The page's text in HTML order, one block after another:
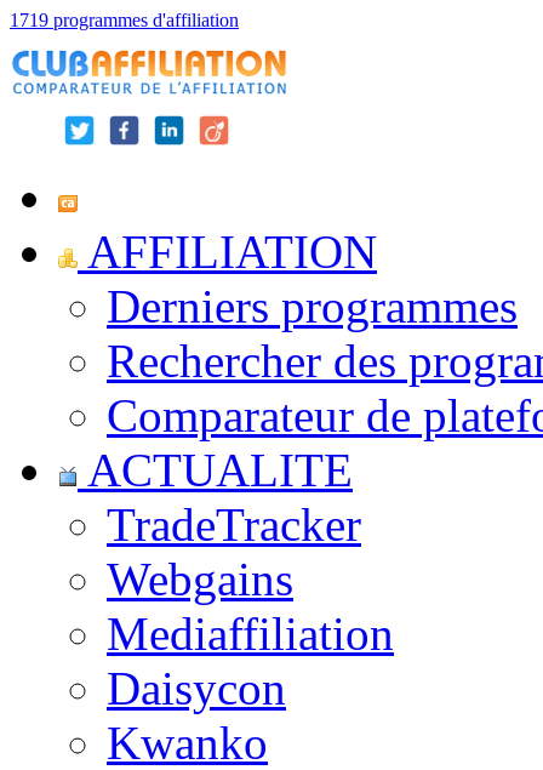
1719 programmes d'affiliation
AFFILIATION
Derniers programmes
Rechercher des
Comparateur de
ACTUALITE
TradeTracker
Webgains
Mediaffiliation
Daisycon
Kwanko